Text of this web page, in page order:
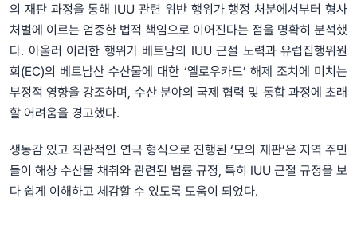
의 재판 과정을 통해 IUU 관련 위반 행위가 행정 처분에서부터 형사
처벌에 이르는 엄중한 법적 책임으로 이어진다는 점을 명확히 분석했
다. 아울러 이러한 행위가 베트남의 IUU 근절 노력과 유럽집행위원
회(EC)의 베트남산 수산물에 대한 ‘옐로우카드’ 해제 조치에 미치는
부정적 영향을 강조하며, 수산 분야의 국제 협력 및 통합 과정에 초래
할 어려움을 경고했다.
생동감 있고 직관적인 연극 형식으로 진행된 ‘모의 재판’은 지역 주민
들이 해상 수산물 채취와 관련된 법률 규정, 특히 IUU 근절 규정을 보
다 쉽게 이해하고 체감할 수 있도록 도움이 되었다.